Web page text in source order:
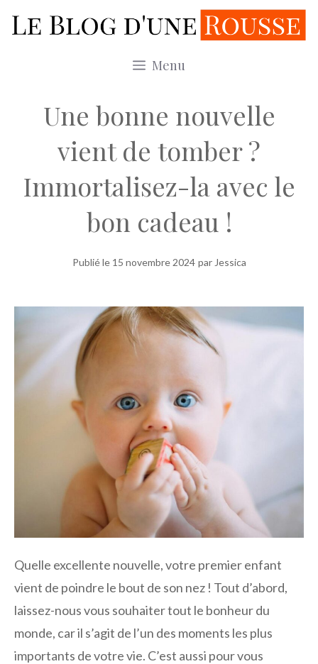
au
Menu
Une bonne nouvelle
vient de tomber ?
Immortalisez-la avec le
bon cadeau !
Publié le 15 novembre 2024 par Jessica
Quelle excellente nouvelle, votre premier enfant
vient de poindre le bout de son nez ! Tout d’abord,
laissez-nous vous souhaiter tout le bonheur du
monde, car il s’agit de l’un des moments les plus
importants de votre vie. C’est aussi pour vous